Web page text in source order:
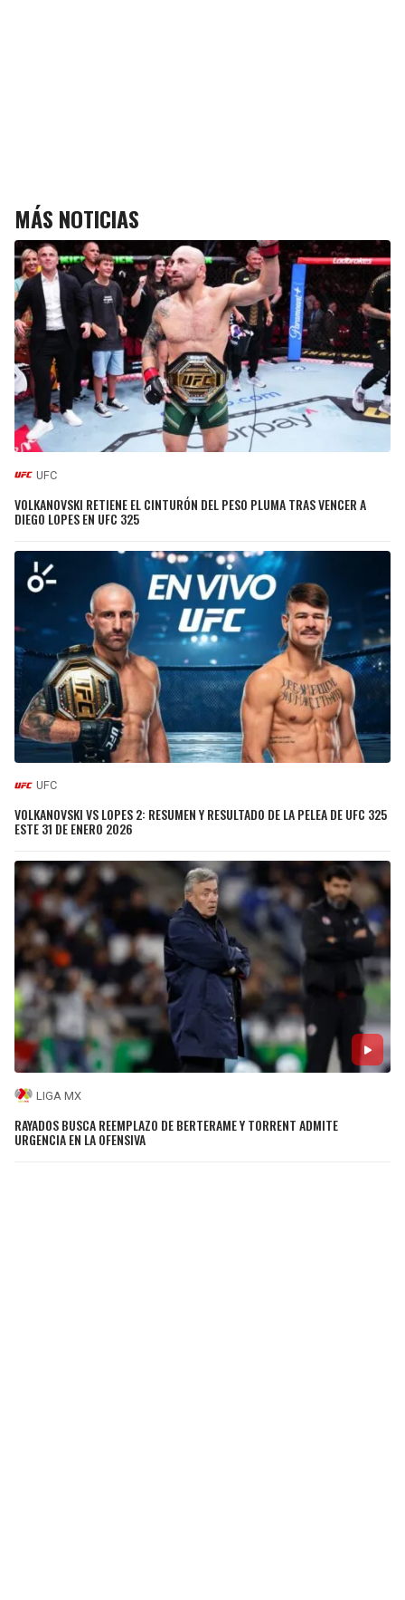
MÁS NOTICIAS
UFC
VOLKANOVSKI RETIENE EL CINTURÓN DEL PESO PLUMA TRAS VENCER A
DIEGO LOPES EN UFC 325
UFC
VOLKANOVSKI VS LOPES 2: RESUMEN Y RESULTADO DE LA PELEA DE UFC 325
ESTE 31 DE ENERO 2026
LIGA MX
RAYADOS BUSCA REEMPLAZO DE BERTERAME Y TORRENT ADMITE
URGENCIA EN LA OFENSIVA